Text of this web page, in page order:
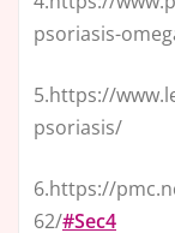
psoriasis-
5.https://
psoriasis/
6.https://
62/#Sec4